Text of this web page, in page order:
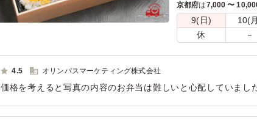
※サラダのお花はエ
す。
※仕入れが不安定な
があります。あら
京都府は7,000 〜
9(日) 10(
休 －
4.5 オリンパスマーケティング株式会社
価格を考えると写真の内容のお弁当は難しいと心配していま